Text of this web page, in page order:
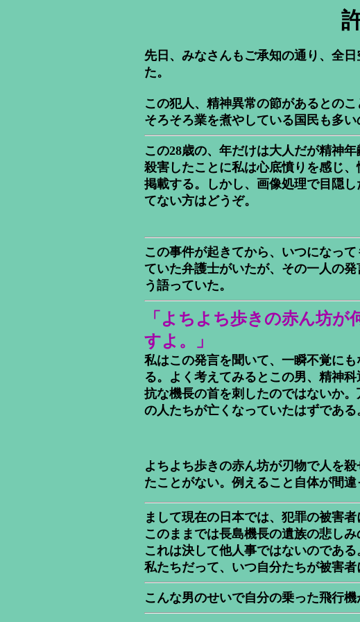
先日、みなさんもご承知の通り、全
た。
この犯人、精神異常の節があるとの
そろそろ業を煮やしている国民も多
この28歳の、年だけは大人だが精神
殺害したことに私は心底憤りを感じ
掲載する。しかし、画像処理で目隠
てない方はどうぞ。
この事件が起きてから、いつになっ
ていた弁護士がいたが、その一人の
う語っていた。
「よちよち歩きの赤ん坊
すよ。」
私はこの発言を聞いて、一瞬不覚に
る。よく考えてみるとこの男、精神
抗な機長の首を刺したのではないか
の人たちが亡くなっていたはずであ
よちよち歩きの赤ん坊が刃物で人を
たことがない。例えること自体が間違
まして現在の日本では、犯罪の被害
このままでは長島機長の遺族の悲しみ
これは決して他人事ではないのである
私たちだって、いつ自分たちが被害者
こんな男のせいで自分の乗った飛行